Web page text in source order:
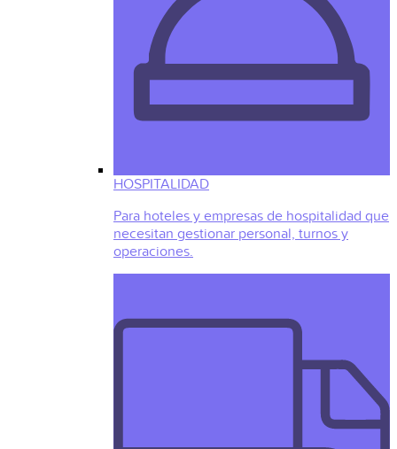
HOSPITALIDAD
Para hoteles y empresas de hospitalidad que
necesitan gestionar personal, turnos y
operaciones.